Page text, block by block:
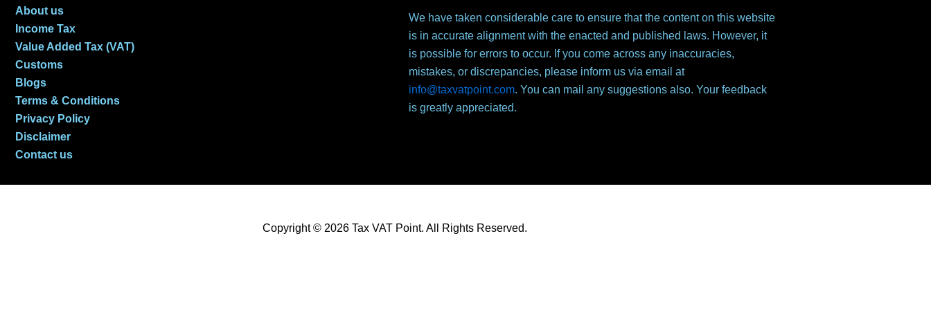
About us
Income Tax
Value Added Tax (VAT)
Customs
Blogs
Terms & Conditions
Privacy Policy
Disclaimer
Contact us
We have taken considerable care to ensure that the content on this website
is in accurate alignment with the enacted and published laws. However, it
is possible for errors to occur. If you come across any inaccuracies,
mistakes, or discrepancies, please inform us via email at
info@taxvatpoint.com. You can mail any suggestions also. Your feedback
is greatly appreciated.
Copyright © 2026 Tax VAT Point. All Rights Reserved.